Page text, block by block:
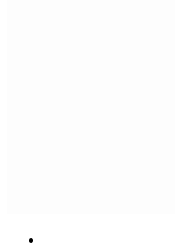
Семья, общение, здоровье.